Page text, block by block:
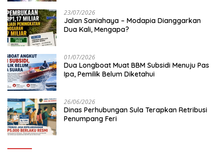
23/07/2026
Jalan Saniahaya – Modapia Dianggarkan
Dua Kali, Mengapa?
01/07/2026
Dua Longboat Muat BBM Subsidi Menuju Pas
Ipa, Pemilik Belum Diketahui
26/06/2026
Dinas Perhubungan Sula Terapkan Retribusi
Penumpang Feri